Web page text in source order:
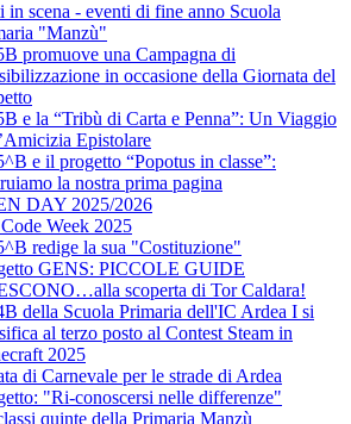
in scena - eventi di fine anno Scuola
"Manzù"
promuove una Campagna di
in occasione della Giornata del
e la “Tribù di Carta e Penna”: Un Viaggio
Epistolare
e il progetto “Popotus in classe”:
la nostra prima pagina
DAY 2025/2026
Week 2025
redige la sua "Costituzione"
GENS: PICCOLE GUIDE
scoperta di Tor Caldara!
della Scuola Primaria dell'IC Ardea I si
al terzo posto al Contest Steam in
2025
di Carnevale per le strade di Ardea
"Ri-conoscersi nelle differenze"
quinte della Primaria Manzù